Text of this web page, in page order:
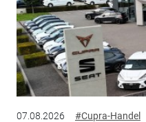
07.08.2026 #Cupra-Handel